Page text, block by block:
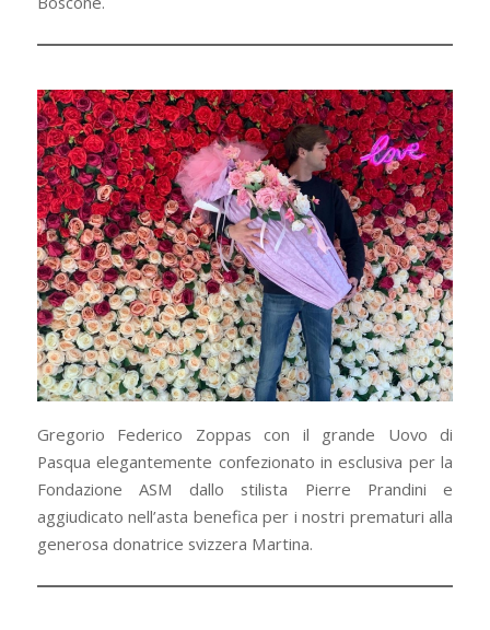
Gregorio Federico Zoppas con il grande Uovo di
Pasqua elegantemente confezionato in esclusiva per la
Fondazione ASM dallo stilista Pierre Prandini e
aggiudicato nell’asta benefica per i nostri prematuri alla
generosa donatrice svizzera Martina.